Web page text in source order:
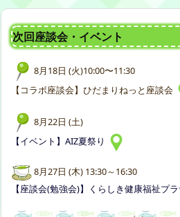
次回座談会・イベント
8月18日 (火)10:00〜11:30
【コラボ座談会】ひだまりねっと座談会
8月22日 (土)
【イベント】AIZ夏祭り
8月27日 (木) 13:30～16:30
【座談会(勉強会)】くらしき健康福祉プ